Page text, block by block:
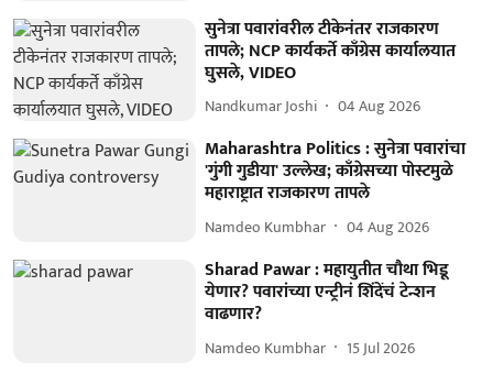
सुनेत्रा पवारांवरील टीकेनंतर राजकारण
तापले; NCP कार्यकर्ते काँग्रेस कार्यालयात
घुसले, VIDEO
Nandkumar Joshi 04 Aug 2026
Maharashtra Politics : सुनेत्रा पवारांचा
'गुंगी गुडीया' उल्लेख; काँग्रेसच्या पोस्टमुळे
महाराष्ट्रात राजकारण तापले
Namdeo Kumbhar 04 Aug 2026
Sharad Pawar : महायुतीत चौथा भिडू
येणार? पवारांच्या एन्ट्रीनं शिंदेंचं टेन्शन
वाढणार?
Namdeo Kumbhar 15 Jul 2026